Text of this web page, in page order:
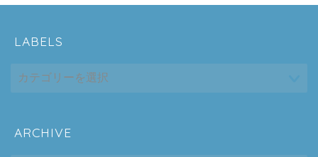
LABELS
ARCHIVE